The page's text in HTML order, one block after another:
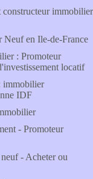
immobilier
en Ile-de-France
: Promoteur
locatif
immobilier
IDF
- Promoteur
- Acheter ou